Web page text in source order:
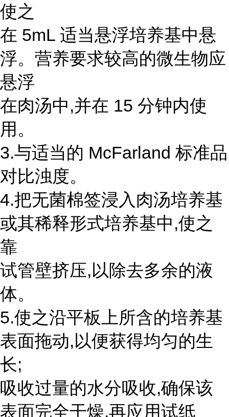
使之
在 5mL 适当悬浮培养基中悬
浮。营养要求较高的微生物应
悬浮
在肉汤中,并在 15 分钟内使
用。
3.与适当的 McFarland 标准品
对比浊度。
4.把无菌棉签浸入肉汤培养基
或其稀释形式培养基中,使之
靠
试管壁挤压,以除去多余的液
体。
5.使之沿平板上所含的培养基
表面拖动,以便获得均匀的生
长;
吸收过量的水分吸收,确保该
表面完全干燥,再应用试纸